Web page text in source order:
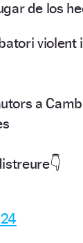
de los
violent
a